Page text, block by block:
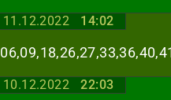
11.12.2022 14:02
10.12.2022 22:03